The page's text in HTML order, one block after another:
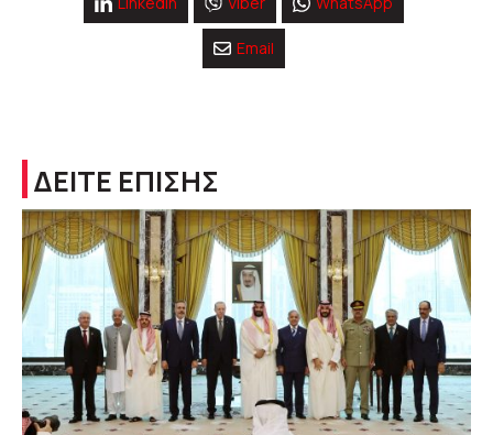
Email
ΔΕΙΤΕ ΕΠΙΣΗΣ